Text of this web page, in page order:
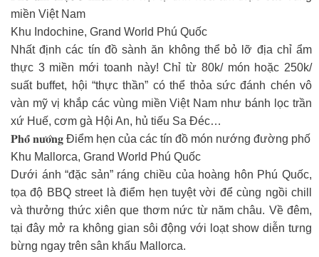
miền Việt Nam
Khu Indochine, Grand World Phú Quốc
Nhất định các tín đồ sành ăn không thể bỏ lỡ địa chỉ ẩm
thực 3 miền mới toanh này! Chỉ từ 80k/ món hoặc 250k/
suất buffet, hội “thực thần” có thể thỏa sức đánh chén vô
vàn mỹ vị khắp các vùng miền Việt Nam như bánh lọc trần
xứ Huế, cơm gà Hội An, hủ tiếu Sa Đéc…
𝐏𝐡𝐨̂́ 𝐧𝐮̛𝐨̛́𝐧𝐠 Điểm hẹn của các tín đồ món nướng đường phố
Khu Mallorca, Grand World Phú Quốc
Dưới ánh “đặc sản” ráng chiều của hoàng hôn Phú Quốc,
tọa độ BBQ street là điểm hẹn tuyệt vời để cùng ngồi chill
và thưởng thức xiên que thơm nức từ năm châu. Về đêm,
tại đây mở ra không gian sôi động với loạt show diễn tưng
bừng ngay trên sân khấu Mallorca.